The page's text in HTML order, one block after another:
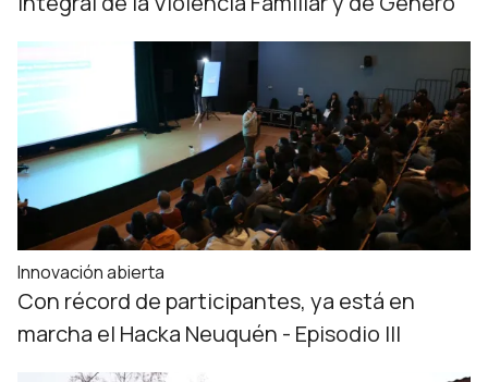
Innovación abierta
Con récord de participantes, ya está en
marcha el Hacka Neuquén - Episodio III